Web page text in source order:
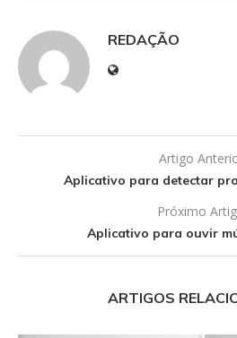
REDAÇÃO
Artigo
Aplicativo para detectar
Próximo
Aplicativo para ouvir
ARTIGOS